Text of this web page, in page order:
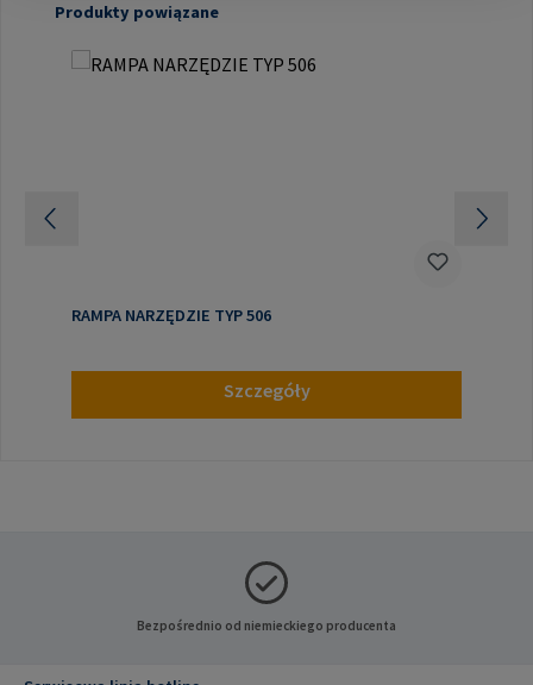
Pomiń galerię produktów
Produkty powiązane
RAMPA NARZĘDZIE TYP 506
Szczegóły
Bezpośrednio od niemieckiego producenta